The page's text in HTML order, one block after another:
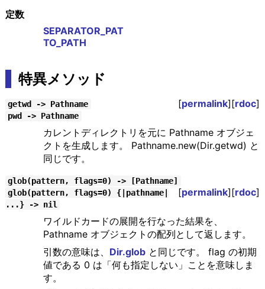
定数
SEPARATOR_PAT
TO_PATH
特異メソッド
getwd -> Pathname [permalink][rdoc]
pwd -> Pathname
カレントディレクトリを元に Pathname オブジェ
クトを生成します。 Pathname.new(Dir.getwd) と
同じです。
glob(pattern, flags=0) -> [Pathname]
[permalink][rdoc]
glob(pattern, flags=0) {|pathname|
...} -> nil
ワイルドカードの展開を行なった結果を、
Pathname オブジェクトの配列として返します。
引数の意味は、 Dir.globと同じです。 flag の初期
値である 0 は「何も指定しない」ことを意味しま
す。